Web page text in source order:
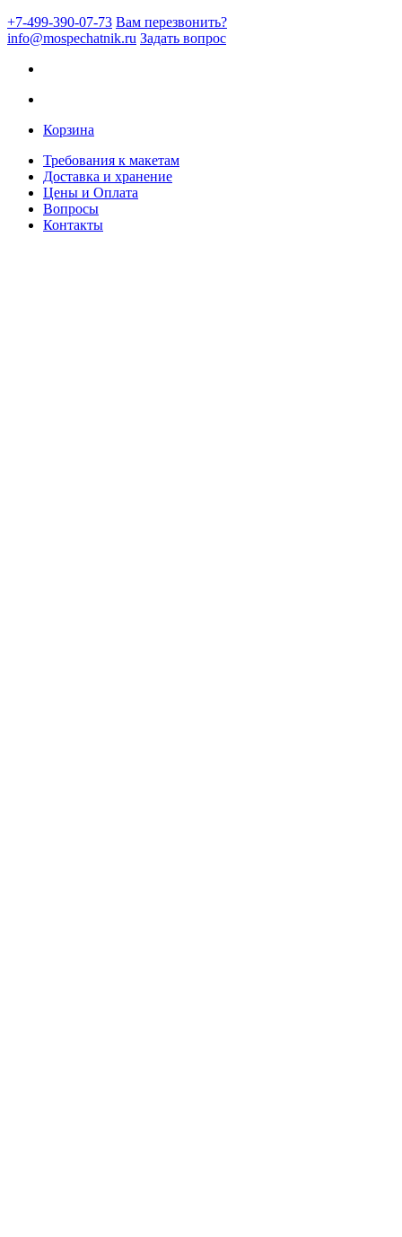
+7-499-390-07-73 Вам перезвонить?
info@mospechatnik.ru Задать вопрос
Корзина
Требования к макетам
Доставка и хранение
Цены и Оплата
Вопросы
Контакты